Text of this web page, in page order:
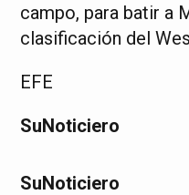
campo, para batir a
clasificación del
EFE
SuNoticiero
SuNoticiero